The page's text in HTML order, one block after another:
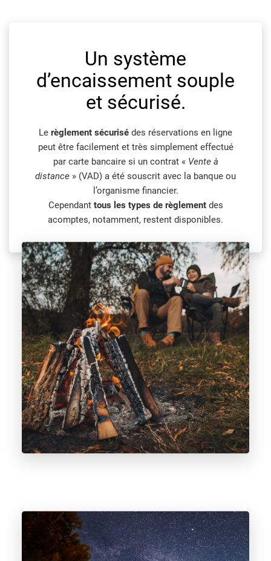
Un système
d’encaissement souple
et sécurisé.
Le règlement sécurisé des réservations en ligne
peut être facilement et très simplement effectué
par carte bancaire si un contrat « Vente à
distance » (VAD) a été souscrit avec la banque ou
l’organisme financier.
Cependant tous les types de règlementdes
acomptes, notamment, restent disponibles.